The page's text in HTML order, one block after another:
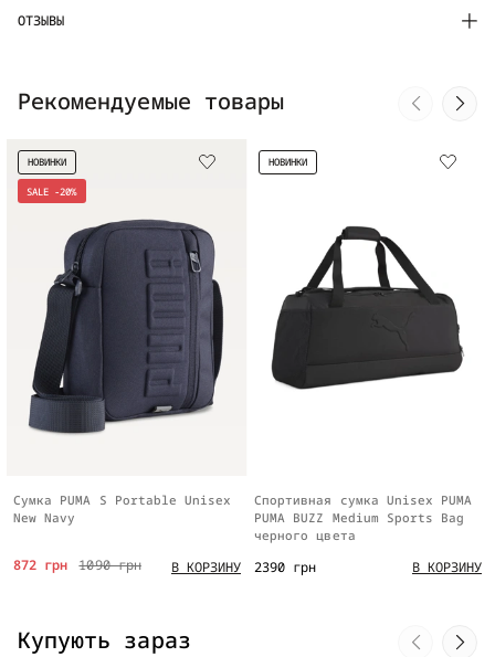
ОТЗЫВЫ
Рекомендуемые товары
SALE -20%
НОВИНКИ
Сумка PUMA S Portable Unisex
New Navy
1090 грн
872 грн В КОРЗИНУ
НОВИНКИ
Спортивная сумка Unisex PUMA
PUMA BUZZ Medium Sports Bag
черного цвета
2390 грн В КОРЗИНУ
Купують зараз